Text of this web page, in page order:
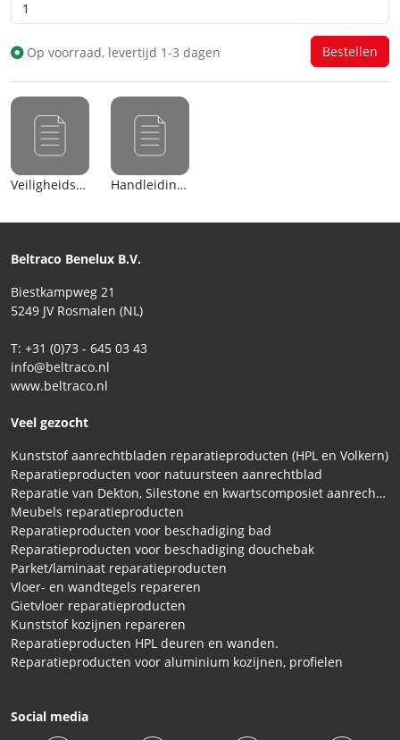
Op voorraad, levertijd 1-3 dagen
Veiligheidsblad (en) Handleiding (nl)
Beltraco Benelux B.V.
Biestkampweg 21
5249 JV Rosmalen (NL)
T: +31 (0)73 - 645 03 43
info@beltraco.nl
www.beltraco.nl
Veel gezocht
Kunststof aanrechtbladen reparatieproducten (HPL en Volkern)
Reparatieproducten voor natuursteen aanrechtblad
Reparatie van Dekton, Silestone en kwartscomposiet aanrechtbladen
Meubels reparatieproducten
Reparatieproducten voor beschadiging bad
Reparatieproducten voor beschadiging douchebak
Parket/laminaat reparatieproducten
Vloer- en wandtegels repareren
Gietvloer reparatieproducten
Kunststof kozijnen repareren
Reparatieproducten HPL deuren en wanden.
Reparatieproducten voor aluminium kozijnen, profielen
Social media